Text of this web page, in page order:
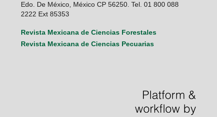
Edo. De México, México CP 56250. Tel. 01 800 088
2222 Ext 85353
Revista Mexicana de Ciencias Forestales
Revista Mexicana de Ciencias Pecuarias